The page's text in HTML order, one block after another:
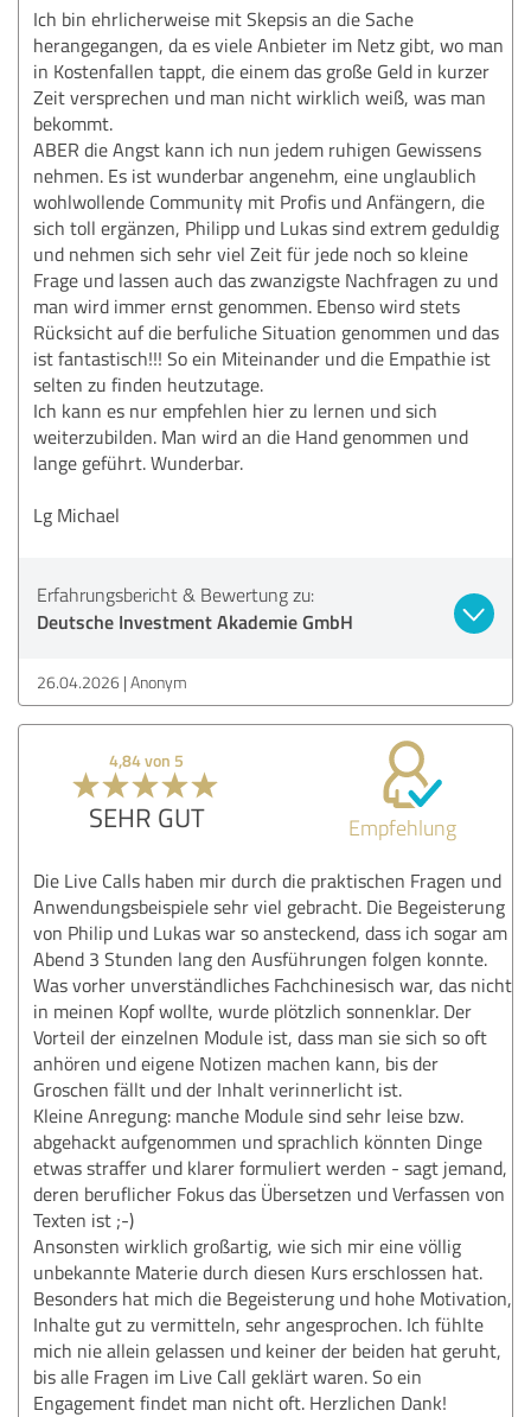
Ich bin ehrlicherweise mit Skepsis an die Sache
herangegangen, da es viele Anbieter im Netz gibt, wo man
in Kostenfallen tappt, die einem das große Geld in kurzer
Zeit versprechen und man nicht wirklich weiß, was man
bekommt.
ABER die Angst kann ich nun jedem ruhigen Gewissens
nehmen. Es ist wunderbar angenehm, eine unglaublich
wohlwollende Community mit Profis und Anfängern, die
sich toll ergänzen, Philipp und Lukas sind extrem geduldig
und nehmen sich sehr viel Zeit für jede noch so kleine
Frage und lassen auch das zwanzigste Nachfragen zu und
man wird immer ernst genommen. Ebenso wird stets
Rücksicht auf die berfuliche Situation genommen und das
ist fantastisch!!! So ein Miteinander und die Empathie ist
selten zu finden heutzutage.
Ich kann es nur empfehlen hier zu lernen und sich
weiterzubilden. Man wird an die Hand genommen und
lange geführt. Wunderbar.
Lg Michael
Erfahrungsbericht & Bewertung zu:
Deutsche Investment Akademie GmbH
26.04.2026 Anonym
4,84 von 5
SEHR GUT Empfehlung
Die Live Calls haben mir durch die praktischen Fragen und
Anwendungsbeispiele sehr viel gebracht. Die Begeisterung
von Philip und Lukas war so ansteckend, dass ich sogar am
Abend 3 Stunden lang den Ausführungen folgen konnte.
Was vorher unverständliches Fachchinesisch war, das nicht
in meinen Kopf wollte, wurde plötzlich sonnenklar. Der
Vorteil der einzelnen Module ist, dass man sie sich so oft
anhören und eigene Notizen machen kann, bis der
Groschen fällt und der Inhalt verinnerlicht ist.
Kleine Anregung: manche Module sind sehr leise bzw.
abgehackt aufgenommen und sprachlich könnten Dinge
etwas straffer und klarer formuliert werden - sagt jemand,
deren beruflicher Fokus das Übersetzen und Verfassen von
Texten ist ;-)
Ansonsten wirklich großartig, wie sich mir eine völlig
unbekannte Materie durch diesen Kurs erschlossen hat.
Besonders hat mich die Begeisterung und hohe Motivation,
Inhalte gut zu vermitteln, sehr angesprochen. Ich fühlte
mich nie allein gelassen und keiner der beiden hat geruht,
bis alle Fragen im Live Call geklärt waren. So ein
Engagement findet man nicht oft. Herzlichen Dank!